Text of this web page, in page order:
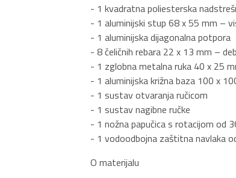
- 1 kvadratna poliesterska
- 1 aluminijski stup 68 x 55 mm –
- 1 aluminijska dijagonalna potpora
- 8 čeličnih rebara 22 x 13 mm –
- 1 zglobna metalna ruka 40 x 25
- 1 aluminijska križna baza 100 x
- 1 sustav otvaranja ručicom
- 1 sustav nagibne ručke
- 1 nožna papučica s rotacijom od
- 1 vodoodbojna zaštitna navlaka
O materijalu